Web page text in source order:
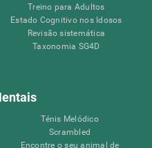
Treino para Adultos
Estado Cognitivo nos Idosos
Revisão sistemática
Taxonomia SG4D
Ténis Melódico
Scrambled
Encontre o seu animal de